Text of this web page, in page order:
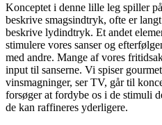
Konceptet i denne lille leg spiller
beskrive smagsindtryk, ofte er
beskrive lydindtryk. Et andet
stimulere vores sanser og
med andre. Mange af vores
input til sanserne. Vi spiser
vinsmagninger, ser TV, går til
forsøger at fordybe os i de stimuli
de kan raffineres yderligere.